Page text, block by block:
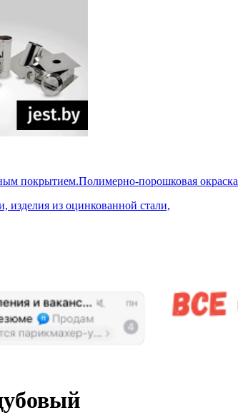
покрытием.Полимерно-порошковая окраска
изделия из оцинкованной стали,